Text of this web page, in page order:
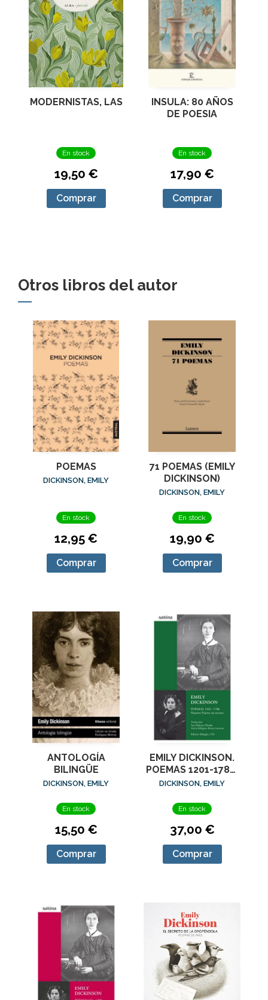
MODERNISTAS, LAS
En stock
19,50 €
Comprar
INSULA: 80 AÑOS
DE POESIA
En stock
17,90 €
Comprar
Otros libros del autor
POEMAS
DICKINSON, EMILY
En stock
12,95 €
Comprar
71 POEMAS (EMILY
DICKINSON)
DICKINSON, EMILY
En stock
19,90 €
Comprar
ANTOLOGÍA
BILINGÜE
DICKINSON, EMILY
En stock
15,50 €
Comprar
EMILY DICKINSON.
POEMAS 1201-1786.
NUESTRO PUERTO
DICKINSON, EMILY
En stock
37,00 €
Comprar